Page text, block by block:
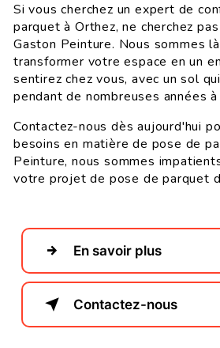
Si vous cherchez un expert de
parquet à Orthez, ne cherchez
Gaston Peinture. Nous sommes
transformer votre espace en un
sentirez chez vous, avec un sol
pendant de nombreuses années à
Contactez-nous dès aujourd'hui
besoins en matière de pose de
Peinture, nous sommes
votre projet de pose de parquet
En savoir plus
Contactez-nous